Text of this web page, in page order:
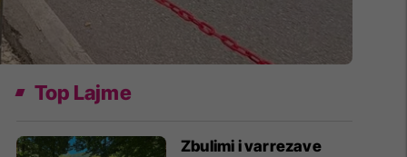
Top Lajme
Zbulimi i varrezave